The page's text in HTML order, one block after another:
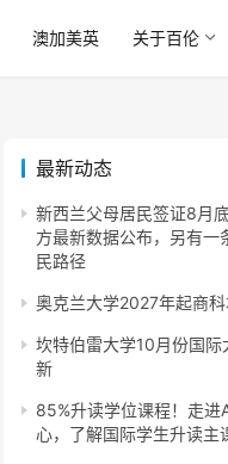
澳加美英 关于百伦
最新动态
新西兰父母居民签证8月
方最新数据公布，另有一
民路径
奥克兰大学2027年起商
坎特伯雷大学10月份国际
新
85%升读学位课程！走进
心，了解国际学生升读主